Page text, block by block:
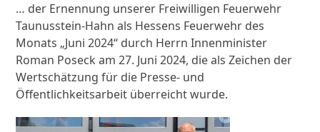
… der Ernennung unserer Freiwilligen Feuerwehr
Taunusstein-Hahn als Hessens Feuerwehr des
Monats „Juni 2024“ durch Herrn Innenminister
Roman Poseck am 27. Juni 2024, die als Zeichen der
Wertschätzung für die Presse- und
Öffentlichkeitsarbeit überreicht wurde.